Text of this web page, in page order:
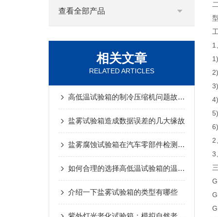
查看全部产品
相关文章
RELATED ARTICLES
高低温试验箱的制冷压缩机问题故障检查
盐雾试验箱造成数据误差的几大缘故
盐雾腐蚀试验箱在汽车零部件检测中的关键作用
如何合理的选择高低温试验箱的温度变化速率
介绍一下盐雾试验箱的类型有哪些
2
3